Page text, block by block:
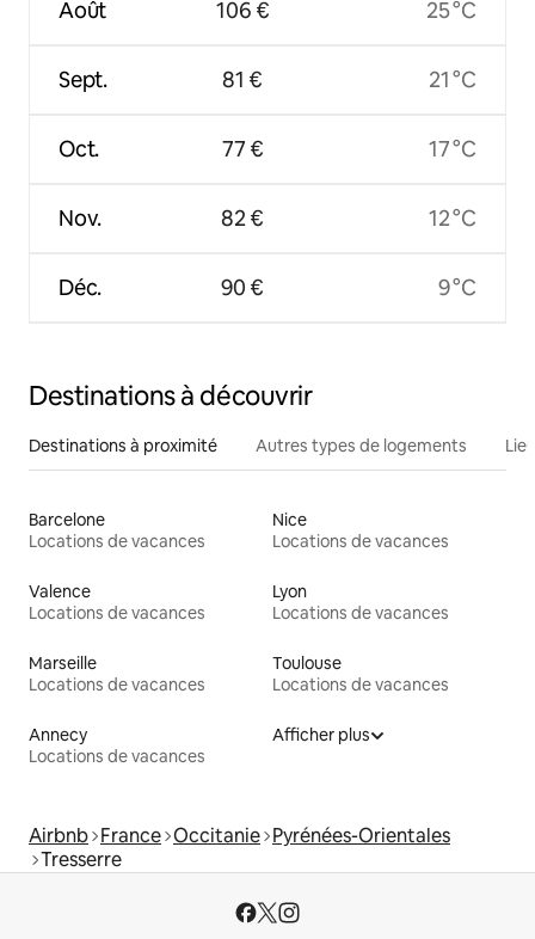
Août
Sept.
Oct.
Nov.
Déc.
106 €
81 €
77 €
82 €
90 €
25 °C
21 °C
17 °C
12 °C
9 °C
Destinations à découvrir
Destinations à proximité Autres types de logements
Barcelone
Locations de vacances
Nice
Locations de vacances
Valence
Locations de vacances
Lyon
Locations de vacances
Marseille
Locations de vacances
Toulouse
Locations de vacances
Annecy
Locations de vacances
Afficher plus
Airbnb France Occitanie Pyrénées-Orientales
Tresserre